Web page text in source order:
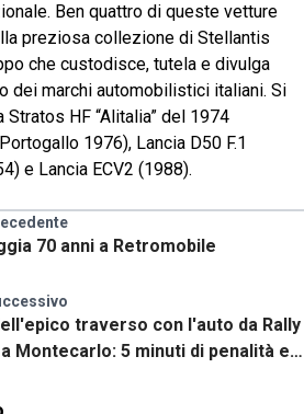
Ben quattro di queste vetture
preziosa collezione di Stellantis
che custodisce, tutela e divulga
dei marchi automobilistici italiani. Si
HF “Alitalia” del 1974
1976), Lancia D50 F.1
e Lancia ECV2 (1988).
70 anni a Retromobile
dell'epico traverso con l'auto da Rally
Montecarlo: 5 minuti di penalità e